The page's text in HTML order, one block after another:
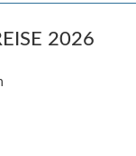
2026